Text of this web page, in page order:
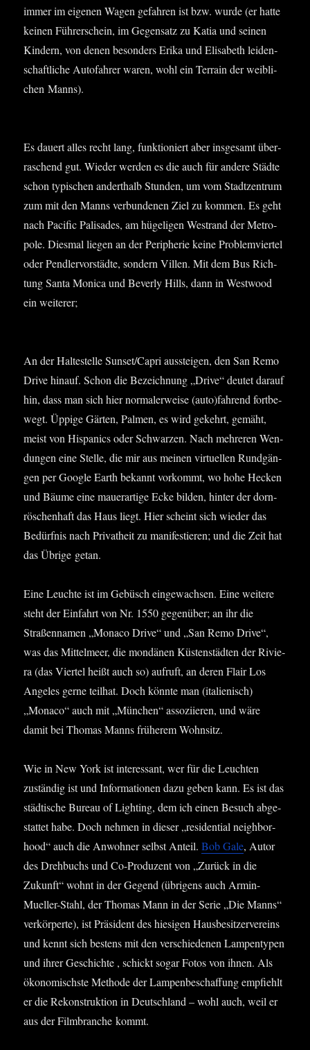
immer im eige­nen Wagen gefah­ren ist bzw. wur­de (er hat­te
kei­nen Füh­rer­schein, im Gegen­satz zu Katia und sei­nen
Kin­dern, von denen beson­ders Eri­ka und Eli­sa­beth lei­den­
schaft­li­che Auto­fah­rer waren, wohl ein Ter­rain der weib­li­
chen Manns).
Es dau­ert alles recht lang, funk­tio­niert aber ins­ge­samt über­
ra­schend gut. Wie­der wer­den es die auch für ande­re Städ­te
schon typi­schen andert­halb Stun­den, um vom Stadt­zen­trum
zum mit den Manns ver­bun­de­nen Ziel zu kom­men. Es geht
nach Paci­fic Pali­sa­des, am hüge­li­gen West­rand der Metro­
po­le. Dies­mal lie­gen an der Peri­phe­rie kei­ne Pro­blem­vier­tel
oder Pend­ler­vor­städ­te, son­dern Vil­len. Mit dem Bus Rich­
tung San­ta Moni­ca und Bever­ly Hills, dann in West­wood
ein weiterer;
An der Hal­te­stel­le Sunset/Capri aus­stei­gen, den San Remo
Dri­ve hin­auf. Schon die Bezeich­nung „Dri­ve“ deu­tet dar­auf
hin, dass man sich hier nor­ma­ler­wei­se (auto)fahrend fort­be­
wegt. Üppi­ge Gär­ten, Pal­men, es wird gekehrt, gemäht,
meist von His­pa­nics oder Schwar­zen. Nach meh­re­ren Wen­
dun­gen eine Stel­le, die mir aus mei­nen vir­tu­el­len Rund­gän­
gen per Goog­le Earth bekannt vor­kommt, wo hohe Hecken
und Bäu­me eine mau­er­ar­ti­ge Ecke bil­den, hin­ter der dorn­
rös­chen­haft das Haus liegt. Hier scheint sich wie­der das
Bedürf­nis nach Pri­vat­heit zu mani­fes­tie­ren; und die Zeit hat
das Übri­ge getan.
Eine Leuch­te ist im Gebüsch ein­ge­wach­sen. Eine wei­te­re
steht der Ein­fahrt von Nr. 1550 gegen­über; an ihr die
Stra­ßen­na­men „Mona­co Dri­ve“ und „San Remo Dri­ve“,
was das Mit­tel­meer, die mon­dä­nen Küs­ten­städ­ten der Rivie­
ra (das Vier­tel heißt auch so) auf­ruft, an deren Flair Los
Ange­les ger­ne teil­hat. Doch könn­te man (ita­lie­nisch)
„Mona­co“ auch mit „Mün­chen“ asso­zi­ie­ren, und wäre
damit bei Tho­mas Manns frü­he­rem Wohnsitz.
Wie in New York ist inter­es­sant, wer für die Leuch­ten
zustän­dig ist und Infor­ma­tio­nen dazu geben kann. Es ist das
städ­ti­sche Bureau of Light­ing, dem ich einen Besuch abge­
stat­tet habe. Doch neh­men in die­ser „resi­den­ti­al neigh­bor­
hood“ auch die Anwoh­ner selbst Anteil.Bob Gale, Autor
des Dreh­buchs und Co-Pro­du­zent von „Zurück in die
Zukunft“ wohnt in der Gegend (übri­gens auch Armin-
Muel­ler-Stahl, der Tho­mas Mann in der Serie „Die Manns“
ver­kör­per­te), ist Prä­si­dent des hie­si­gen Haus­be­sit­zer­ver­eins
und kennt sich bes­tens mit den ver­schie­de­nen Lam­pen­ty­pen
und ihrer Geschich­te , schickt sogar Fotos von ihnen. Als
öko­no­mischs­te Metho­de der Lam­pen­be­schaf­fung emp­fiehlt
er die Rekon­struk­ti­on in Deutsch­land – wohl auch, weil er
aus der Film­bran­che kommt.